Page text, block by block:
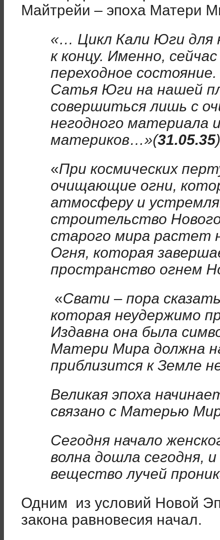
Майтрейи – эпоха Матери
«… Цикл Кали Юги для
к концу. Именно,
переходное
Сатья Юги на нашей
совершиться лишь с
негодного материала
материков…»(31.05.35)
«При космических
очищающие огни,
атмосферу и
строительство
старого мира растет
Огня, которая
пространство огнем
«Свати – пора
которая неудержимо
Издавна она была
Матери Мира должна
приблизится к Земле
Великая эпоха
связано с Матерью
Сегодня начало
волна дошла сегодня,
вещество лучей
Одним из условий Новой
закона равновесия начал.